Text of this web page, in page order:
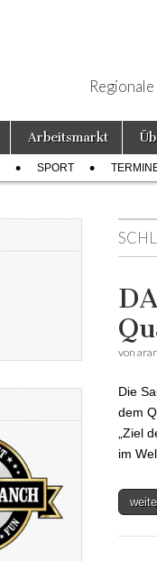
Arbeitsmarkt
SPORT
von
Die
dem
„Ziel
im